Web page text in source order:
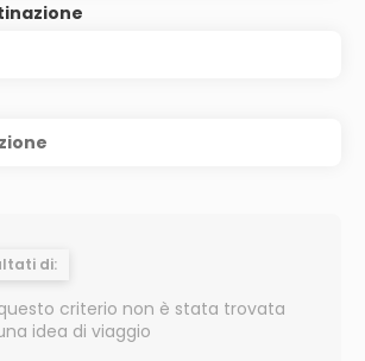
di:
criterio non è stata trovata
idea di viaggio